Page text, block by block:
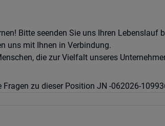
Bitte seenden Sie uns Ihren
uns mit Ihnen in Verbindung.
die zur Vielfalt unseres
zu dieser Position JN -062026-